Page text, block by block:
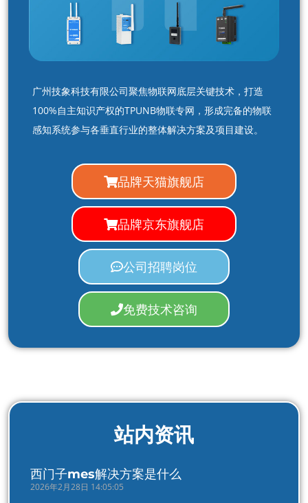
广州技象科技有限公司聚焦物联网底层关键技术，打造
100%自主知识产权的TPUNB物联专网，形成完备的物联
感知系统参与各垂直行业的整体解决方案及项目建设。
品牌天猫旗舰店
品牌京东旗舰店
公司招聘岗位
免费技术咨询
站内资讯
西门子mes解决方案是什么
2026年2月28日 14:05:05